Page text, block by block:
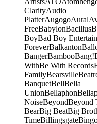
ClarityAudio
PlatterAugogoAural
FreeBabylonBacillus
BoyBad Boy
ForeverBalkanton
BangerBambooBang!
WithBe With Records
FamilyBearsville
BanquetBellBella
UnionBellaphon
NoiseBeyondBeyond
BearBig BeatBig
TimeBillingsgate